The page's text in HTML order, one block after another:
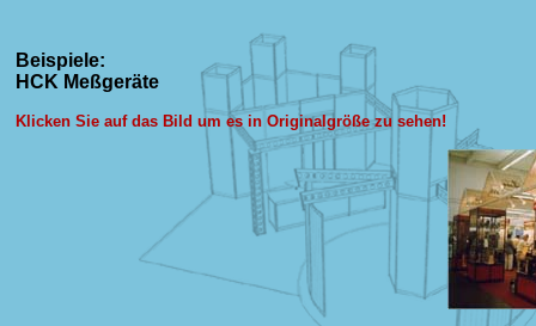
Beispiele:
HCK Meßgeräte
Klicken Sie auf das Bild um es in Originalgröße zu sehen!